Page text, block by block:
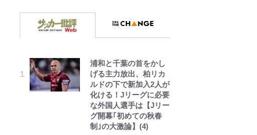
オダウエダ植田、「2年
ディに驚きと心配 過
去の「めちゃ美人」写
真も再び
GLAY・TERU＆
PUFFY大貫亜美の“共
演”ショットに「夫婦で
浦和と千葉の首をかし
げる主力放出、柏リカ
ルドの下で新加入2人が
化ける！Jリーグに必要
な外国人選手は【Jリー
グ開幕｢初めての秋春
制｣の大激論】(4)